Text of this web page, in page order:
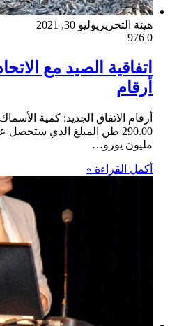
هيئة التحرير يوليو 30, 2021
0
اتفاقية الصيد مع
أرقام
أرقام الاتفاق الجديد: كمية
مليون يورو…
أكمل القراءة »